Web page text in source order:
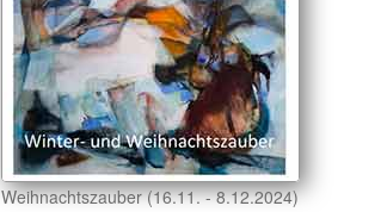
Weihnachtszauber (16.11. - 8.12.2024)